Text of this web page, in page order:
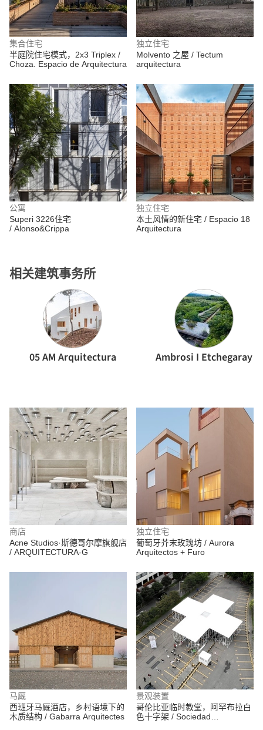
集合住宅
半庭院住宅模式，2x3 Triplex /
Choza. Espacio de Arquitectura
独立住宅
Molvento 之屋 / Tectum
arquitectura
公寓
Superi 3226住宅
/ Alonso&Crippa
相关建筑事务所
05 AM Arquitectura Ambrosi I Etchegaray
独立住宅
本土风情的新住宅 / Espacio 18
Arquitectura
商店
Acne Studios·斯德哥尔摩旗舰店
/ ARQUITECTURA-G
独立住宅
葡萄牙芥末玫瑰坊 / Aurora
Arquitectos + Furo
马厩
西班牙马厩酒店，乡村语境下的
木质结构 / Gabarra Arquitectes
景观装置
哥伦比亚临时教堂，阿罕布拉白
色十字架 / Sociedad